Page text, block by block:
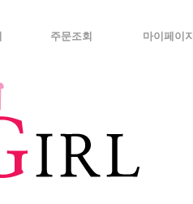
주문조회 마이페이지